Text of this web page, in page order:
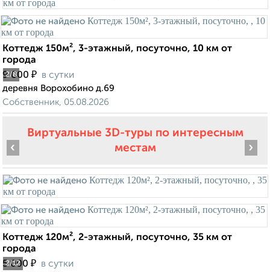
2/8
Коттедж 150м², 3-этажный, посуточно, 10 км от
города
9 000 ₽ в сутки
деревня Ворохобино д.69
Собственник, 05.08.2026
Виртуальные 3D-туры по интересным
местам
2/12
‹ ›
Коттедж 120м², 2-этажный, посуточно, 35 км от
города
5 000 ₽ в сутки